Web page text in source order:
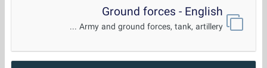
Ground forces - English
Army and ground forces, tank, artillery ...